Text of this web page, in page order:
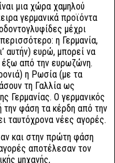
μια χώρα χαμηλού
γερμανικά προϊόντα
μέχρι
η Γερμανία,
αυτήν) ευρώ, μπορεί να
έξω από την ευρωζώνη.
η Ρωσία (με τα
τη Γαλλία ως
Γερμανίας. Ο γερμανικός
την φάση τα κέρδη από την
ταυτόχρονα νέες αγορές.
και στην πρώτη φάση
αποτέλεσαν τον
μηχανής,